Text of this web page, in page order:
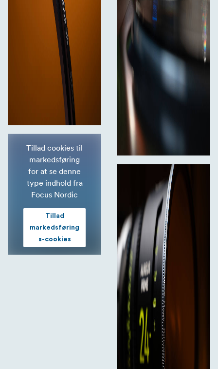
Tillad cookies til
markedsføring
for at se denne
type indhold fra
Focus Nordic
Tillad
markedsføring
s-cookies